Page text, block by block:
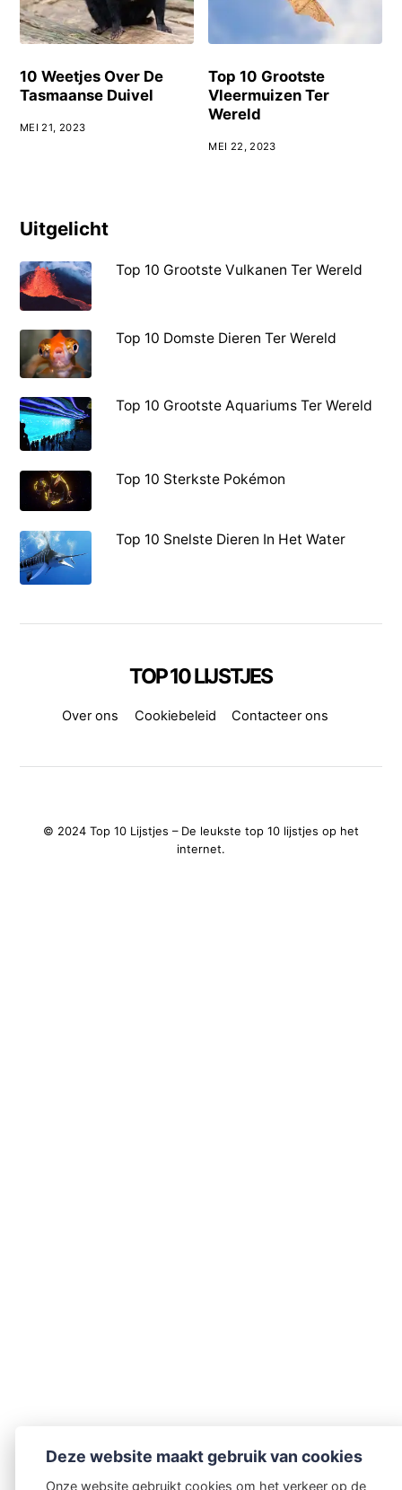
10 Weetjes Over De
Tasmaanse Duivel
MEI 21, 2023
Top 10 Grootste
Vleermuizen Ter
Wereld
MEI 22, 2023
Uitgelicht
Top 10 Grootste Vulkanen Ter Wereld
Top 10 Domste Dieren Ter Wereld
Top 10 Grootste Aquariums Ter Wereld
Top 10 Sterkste Pokémon
Top 10 Snelste Dieren In Het Water
TOP 10 LIJSTJES
Over ons Cookiebeleid Contacteer ons
© 2024 Top 10 Lijstjes – De leukste top 10 lijstjes op het
internet.
Deze website maakt gebruik van cookies
Onze website gebruikt cookies om het verkeer op de